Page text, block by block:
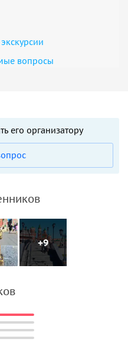
вопросы
его организатору
+9